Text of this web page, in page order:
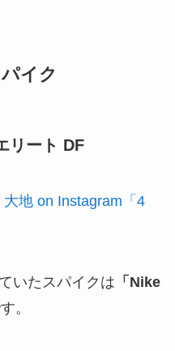
イク
リート DF
地 on Instagram 「4
いたスパイクは 「Nike
。